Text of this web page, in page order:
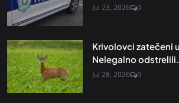
Jul 23, 2026 0
Krivolovci zatečeni
Nelegalno odstrelili...
Jul 28, 2026 0